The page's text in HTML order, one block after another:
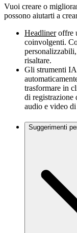
Vuoi creare o
possono aiutarti a
Headlineroffre
coinvolgenti.
risaltare.
Gli strumenti
trasformare in
di registrazione
audio e video
Suggerimenti